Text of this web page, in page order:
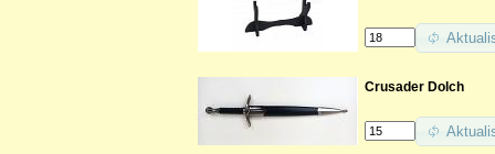
Crusader Dolch